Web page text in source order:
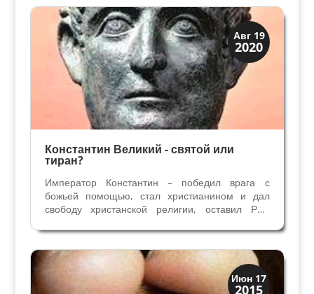
Авг 19
2020
Святые и реликвии
Традиции
Константин Великий - святой или
тиран?
Император Константин – победил врага с
божьей помощью, стал христианином и дал
свободу христанской религии, оставил Рим
христианство, канонизирован православной
церквью. Правда ли то, что мы знаем о заслугах
Константина...
Июн 17
2015
Верона